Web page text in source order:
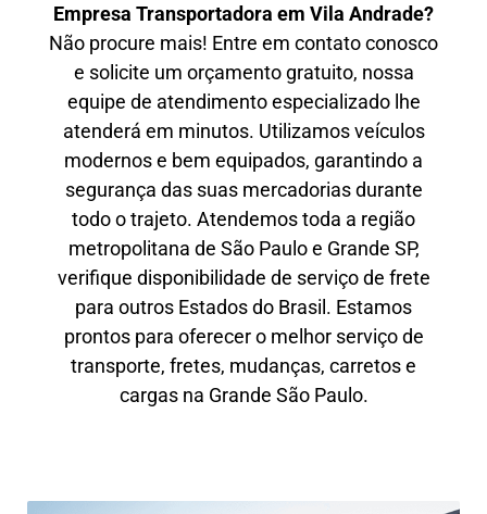
Empresa Transportadora em Vila Andrade?
Não procure mais! Entre em contato conosco
e solicite um orçamento gratuito, nossa
equipe de atendimento especializado lhe
atenderá em minutos. Utilizamos veículos
modernos e bem equipados, garantindo a
segurança das suas mercadorias durante
todo o trajeto. Atendemos toda a região
metropolitana de São Paulo e Grande SP,
verifique disponibilidade de serviço de frete
para outros Estados do Brasil. Estamos
prontos para oferecer o melhor serviço de
transporte, fretes, mudanças, carretos e
cargas na Grande São Paulo.